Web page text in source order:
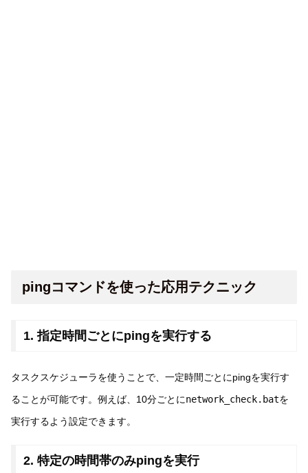
pingコマンドを使った応用テクニック
1. 指定時間ごとにpingを実行する
タスクスケジューラを使うことで、一定時間ごとにpingを実行す
ることが可能です。例えば、10分ごとにnetwork_check.batを
実行するよう設定できます。
2. 特定の時間帯のみpingを実行